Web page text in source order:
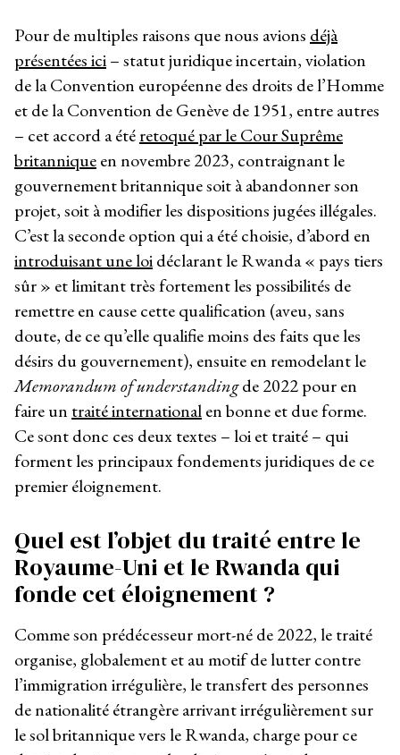
Pour de multiples raisons que nous avions déjà
présentées ici– statut juridique incertain, violation
de la Convention européenne des droits de l’Homme
et de la Convention de Genève de 1951, entre autres
– cet accord a étéretoqué par le Cour Suprême
britanniqueen novembre 2023, contraignant le
gouvernement britannique soit à abandonner son
projet, soit à modifier les dispositions jugées illégales.
C’est la seconde option qui a été choisie, d’abord en
introduisant une loidéclarant le Rwanda « pays tiers
sûr » et limitant très fortement les possibilités de
remettre en cause cette qualification (aveu, sans
doute, de ce qu’elle qualifie moins des faits que les
désirs du gouvernement), ensuite en remodelant le
Memorandum of understandingde 2022 pour en
faire un traité internationalen bonne et due forme.
Ce sont donc ces deux textes – loi et traité – qui
forment les principaux fondements juridiques de ce
premier éloignement.
Quel est l’objet du traité entre le
Royaume-Uni et le Rwanda qui
fonde cet éloignement ?
Comme son prédécesseur mort-né de 2022, le traité
organise, globalement et au motif de lutter contre
l’immigration irrégulière, le transfert des personnes
de nationalité étrangère arrivant irrégulièrement sur
le sol britannique vers le Rwanda, charge pour ce